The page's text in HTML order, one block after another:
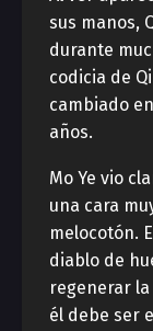
sus manos,
durante
codicia de
cambiado
años.
Mo Ye vio
una cara
melocotón.
diablo de
regenerar
él debe ser